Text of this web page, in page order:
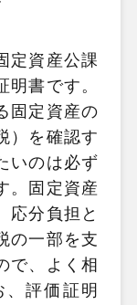
定資産公課
書です。
固定資産の
）を確認す
いのは必ず
。固定資産
応分負担と
の一部を支
で、よく相
評価証明